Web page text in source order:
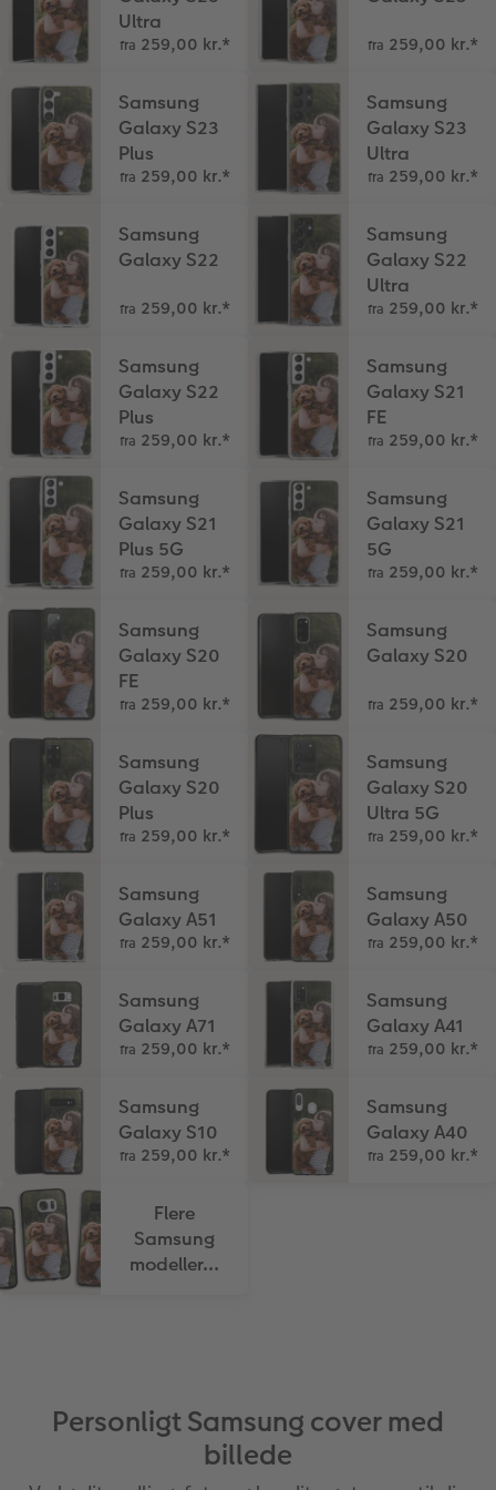
Fotopanel
Talcollage
Inspiration
Gratis fotolagring
Tilbehør
Firmagave
Gratis fotolagring
Digitalt festkort
Ultra
fra 259,00 kr.* fra 259,00 kr.*
Samsung
Galaxy S23
Plus
fra 259,00 kr.*
Samsung
Galaxy S23
Ultra
fra 259,00 kr.*
Samsung
Galaxy S22
fra 259,00 kr.*
Samsung
Galaxy S22
Ultra
fra 259,00 kr.*
Samsung
Galaxy S22
Plus
fra 259,00 kr.*
Samsung
Galaxy S21
FE
fra 259,00 kr.*
Samsung
Galaxy S21
Plus 5G
fra 259,00 kr.*
Samsung
Galaxy S21
5G
fra 259,00 kr.*
Samsung
Galaxy S20
FE
fra 259,00 kr.*
Samsung
Galaxy S20
fra 259,00 kr.*
Samsung
Galaxy S20
Plus
fra 259,00 kr.*
Samsung
Galaxy S20
Ultra 5G
fra 259,00 kr.*
Samsung
Galaxy A51
fra 259,00 kr.*
Samsung
Galaxy A50
fra 259,00 kr.*
Samsung
Galaxy A71
fra 259,00 kr.*
Samsung
Galaxy A41
fra 259,00 kr.*
Samsung
Galaxy S10
fra 259,00 kr.*
Samsung
Galaxy A40
fra 259,00 kr.*
Flere
Samsung
modeller...
Personligt Samsung cover med
billede